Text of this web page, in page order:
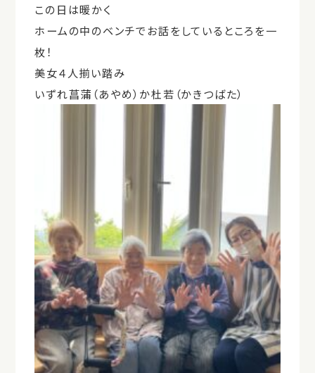
この日は暖かく
ホームの中のベンチでお話をしているところを一
枚！
美女４人揃い踏み
いずれ菖蒲（あやめ）か杜若（かきつばた）